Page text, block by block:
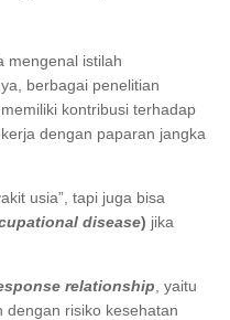
mengenal istilah
berbagai penelitian
kontribusi terhadap
dengan paparan jangka
usia”, tapi juga bisa
disease) jika
relationship , yaitu
dengan risiko kesehatan